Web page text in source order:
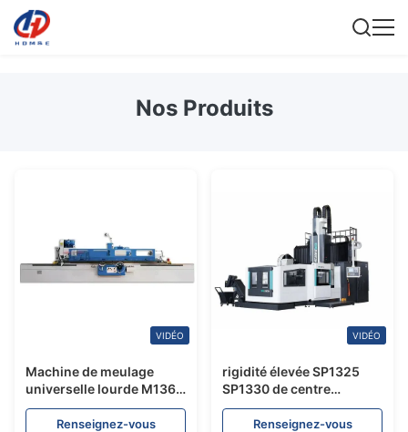
Nos Produits
VIDÉO
Machine de meulage
universelle lourde M1363
3000mm Machine de
meulage cylindrique pour
Renseignez-vous
VIDÉO
rigidité élevée SP1325
SP1330 de centre
d'usinage de colonne de
double de matériel
Renseignez-vous